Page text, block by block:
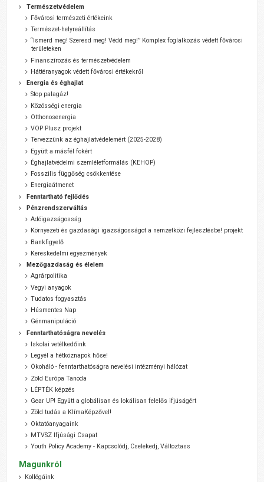
Természetvédelem
Fővárosi természeti értékeink
Természet-helyreállítás
“Ismerd meg! Szeresd meg! Védd meg!” Komplex foglalkozás védett fővárosi
területeken
Finanszírozás és természetvédelem
Háttéranyagok védett fővárosi értékekről
Energia és éghajlat
Stop palagáz!
Közösségi energia
Otthonosenergia
VOP Plusz projekt
Tervezzünk az éghajlatvédelemért (2025-2028)
Együtt a másfél fokért
Éghajlatvédelmi szemléletformálás (KEHOP)
Fosszilis függőség csökkentése
Energiaátmenet
Fenntartható fejlődés
Pénzrendszerváltás
Adóigazságosság
Környezeti és gazdasági igazságosságot a nemzetközi fejlesztésbe! projekt
Bankfigyelő
Kereskedelmi egyezmények
Mezőgazdaság és élelem
Agrárpolitika
Vegyi anyagok
Tudatos fogyasztás
Húsmentes Nap
Génmanipuláció
Fenntarthatóságra nevelés
Iskolai vetélkedőink
Legyél a hétköznapok hőse!
Ökoháló - fenntarthatóságra nevelési intézményi hálózat
Zöld Európa Tanoda
LÉPTÉK képzés
Gear UP! Együtt a globálisan és lokálisan felelős ifjúságért
Zöld tudás a KlímaKépzővel!
Oktatóanyagaink
MTVSZ Ifjúsági Csapat
Youth Policy Academy - Kapcsolódj, Cselekedj, Változtass
Magunkról
Kollégáink